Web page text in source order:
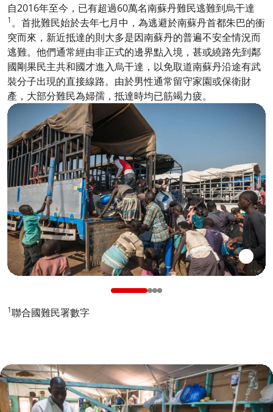
自2016年至今，已有超過60萬名南蘇丹難民逃難到烏干達
1。首批難民始於去年七月中，為逃避於南蘇丹首都朱巴的衝
突而來，新近抵達的則大多是因南蘇丹的普遍不安全情況而
逃難。他們通常經由非正式的邊界點入境，甚或繞路先到鄰
國剛果民主共和國才進入烏干達，以免取道南蘇丹沿途有武
裝分子出現的直接線路。由於男性通常留守家園或保衛財
產，大部分難民為婦孺，抵達時均已筋竭力疲。
1聯合國難民署數字